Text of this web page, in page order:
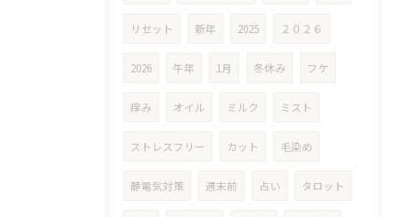
リセット 新年 2025 ２０２６
2026 午年 1月 冬休み フケ
痒み オイル ミルク ミスト
ストレスフリー カット 毛染め
静電気対策 週末前 占い タロット